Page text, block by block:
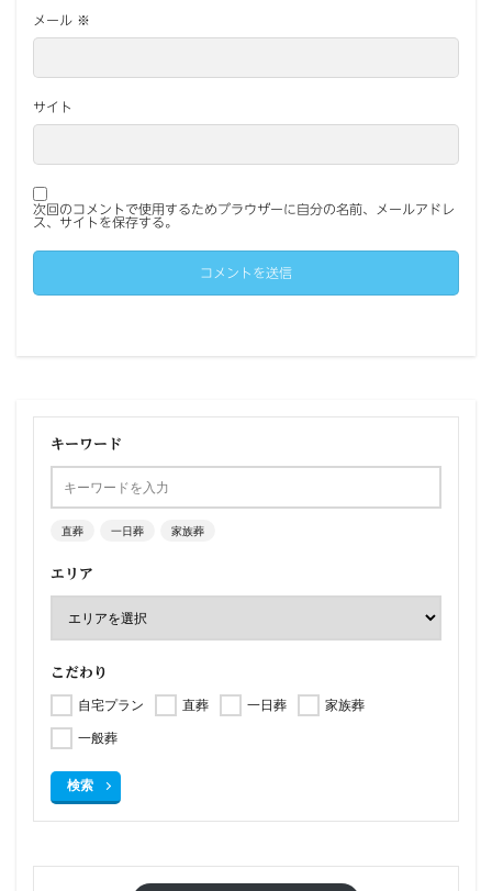
メール ※
サイト
次回のコメントで使用するためブラウザーに自分の名前、メールアドレ
ス、サイトを保存する。
キーワード
直葬 一日葬 家族葬
エリア
こだわり
自宅プラン 直葬 一日葬
家族葬
一般葬
検索